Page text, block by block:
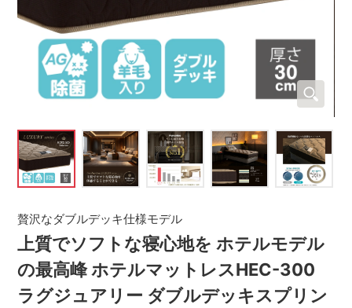
上質でソフトな寝心地を ホテルモデル
の最高峰 ホテルマットレスHEC-300
ラグジュアリー ダブルデッキスプリン
贅沢なダブルデッキ仕様モデル